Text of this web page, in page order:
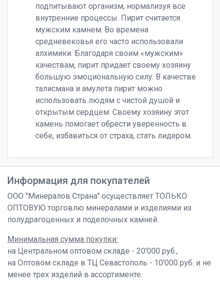
подпитывают организм, нормализуя все
внутренние процессы. Пирит считается
мужским камнем. Во времена
средневековья его часто использовали
алхимики. Благодаря своим «мужским»
качествам, пирит придает своему хозяину
большую эмоциональную силу. В качестве
талисмана и амулета пирит можно
использовать людям с чистой душой и
открытым сердцем. Своему хозяину этот
камень помогает обрести уверенность в
себе, избавиться от страха, стать лидером.
Информация для покупателей
ООО "Минералов Страна" осуществляет ТОЛЬКО
ОПТОВУЮ торговлю минералами и изделиями из
полудрагоценных и поделочных камней.
Минимальная сумма покупки:
на Центральном оптовом складе - 20'000 руб.,
на Оптовом складе в ТЦ Севастополь - 10'000 руб. и не
менее трех изделий в ассортименте.